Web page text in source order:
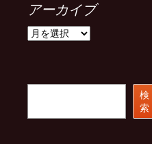
アーカイブ
ア
検
索